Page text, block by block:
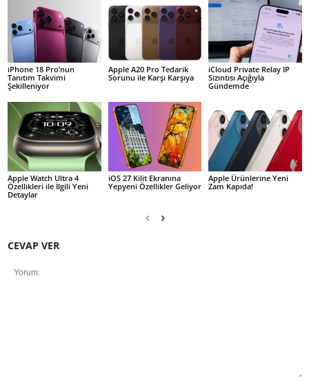
iPhone 18 Pro’nun
Tanıtım Takvimi
Şekilleniyor
Apple A20 Pro Tedarik
Sorunu ile Karşı Karşıya
iCloud Private Relay IP
Sızıntısı Açığıyla
Gündemde
Apple Watch Ultra 4
Özellikleri ile İlgili Yeni
Detaylar
iOS 27 Kilit Ekranına
Yepyeni Özellikler Geliyor
Apple Ürünlerine Yeni
Zam Kapıda!
CEVAP VER